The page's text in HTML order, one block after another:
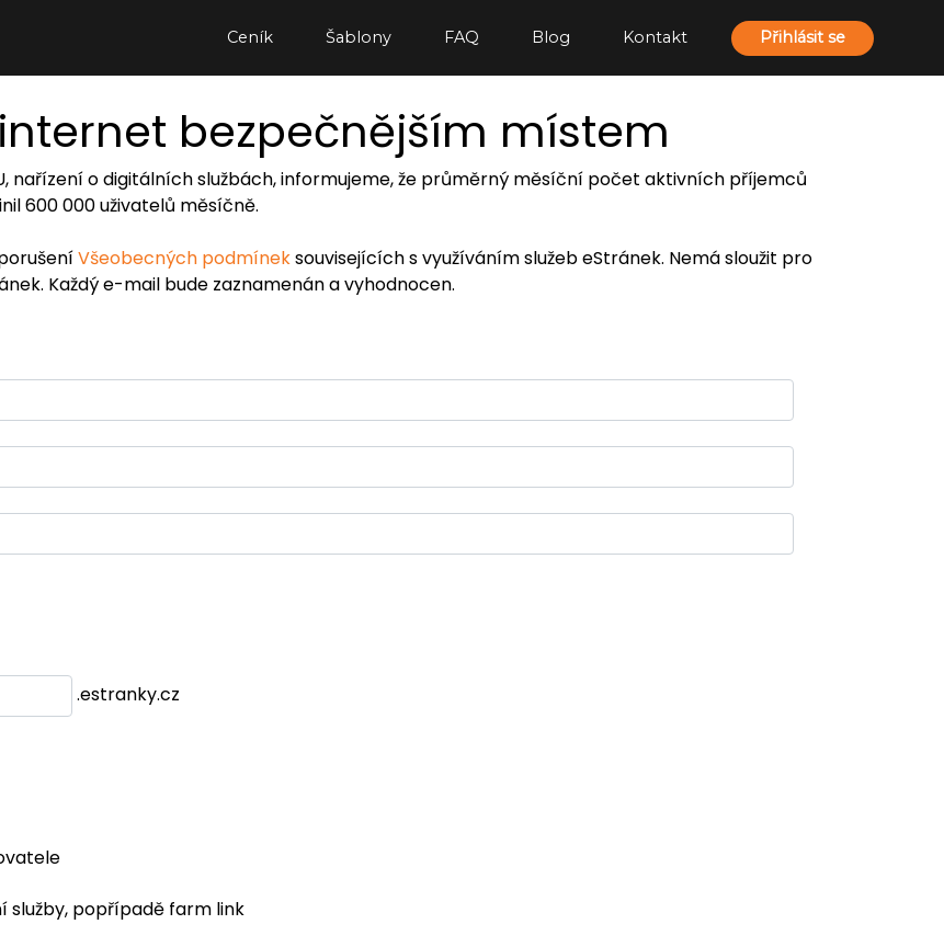
Ceník Šablony FAQ Blog Kontakt Přihlásit se
bezpečnějším místem
nařízení o digitálních službách, informujeme, že průměrný měsíční počet aktivních příjemců
600 000 uživatelů měsíčně.
Všeobecných podmíneksouvisejících s využíváním služeb eStránek. Nemá sloužit pro
Každý e-mail bude zaznamenán a vyhodnocen.
.estranky.cz
služby, popřípadě farm link